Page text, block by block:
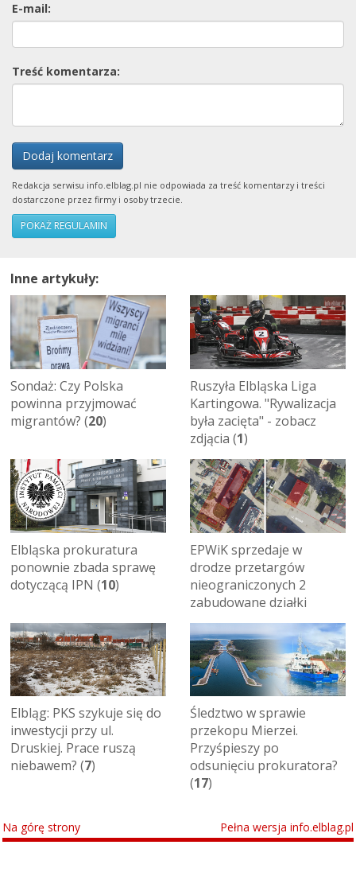
E-mail:
Treść komentarza:
Dodaj komentarz
Redakcja serwisu info.elblag.pl nie odpowiada za treść komentarzy i treści
dostarczone przez firmy i osoby trzecie.
POKAŻ REGULAMIN
Inne artykuły:
Sondaż: Czy Polska
powinna przyjmować
migrantów? (20)
Ruszyła Elbląska Liga
Kartingowa. "Rywalizacja
była zacięta" - zobacz
zdjącia (1)
Elbląska prokuratura
ponownie zbada sprawę
dotyczącą IPN (10)
EPWiK sprzedaje w
drodze przetargów
nieograniczonych 2
zabudowane działki
Elbląg: PKS szykuje się do
inwestycji przy ul.
Druskiej. Prace ruszą
niebawem? (7)
Śledztwo w sprawie
przekopu Mierzei.
Przyśpieszy po
odsunięciu prokuratora?
(17)
Na górę strony Pełna wersja info.elblag.pl